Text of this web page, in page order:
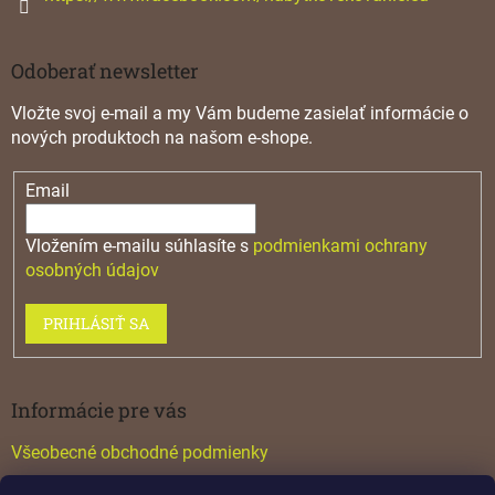
Odoberať newsletter
Vložte svoj e-mail a my Vám budeme zasielať informácie o
nových produktoch na našom e-shope.
Email
Vložením e-mailu súhlasíte s podmienkami ochrany
osobných údajov
PRIHLÁSIŤ SA
Informácie pre vás
Všeobecné obchodné podmienky